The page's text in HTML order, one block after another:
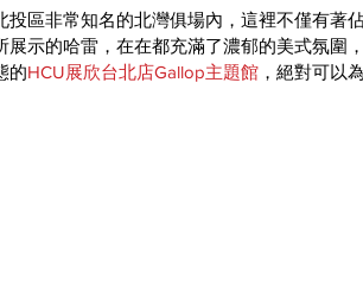
投區非常知名的北灣俱場內，這裡不僅有著
示的哈雷，在在都充滿了濃郁的美式氛圍
的HCU展欣台北店Gallop主題館 ，絕對可以